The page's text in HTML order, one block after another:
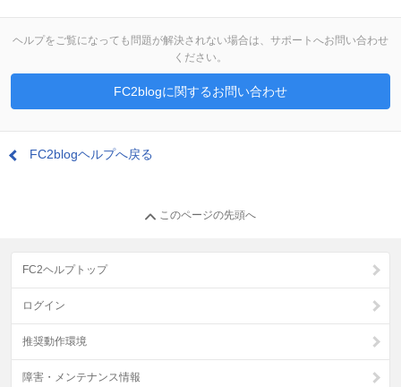
ヘルプをご覧になっても問題が解決されない場合は、サポートへお問い合わせ
ください。
FC2blogに関するお問い合わせ
FC2blogヘルプへ戻る
このページの先頭へ
FC2ヘルプトップ
ログイン
推奨動作環境
障害・メンテナンス情報